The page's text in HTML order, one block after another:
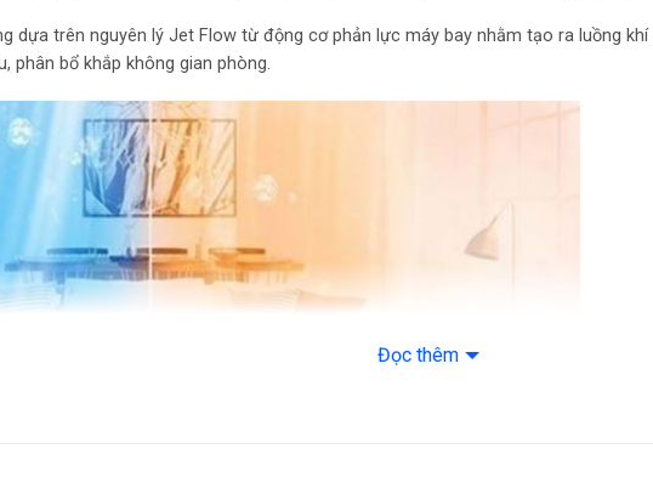
Công nghệ
dựa trên nguyên lý Jet Flow từ động cơ phản lực máy bay nhằm tạo ra luồng
phân bổ khắp không gian phòng.
Đọc thêm